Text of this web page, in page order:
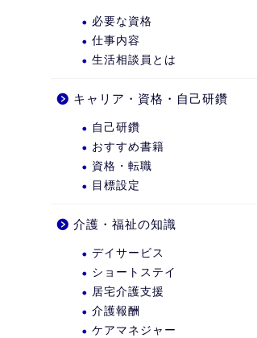
必要な資格
仕事内容
生活相談員とは
キャリア・資格・自己研鑽
自己研鑽
おすすめ書籍
資格・転職
目標設定
介護・福祉の知識
デイサービス
ショートステイ
居宅介護支援
介護報酬
ケアマネジャー